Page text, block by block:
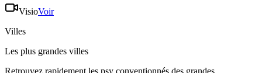
VisioVoir
Villes
Les plus grandes villes